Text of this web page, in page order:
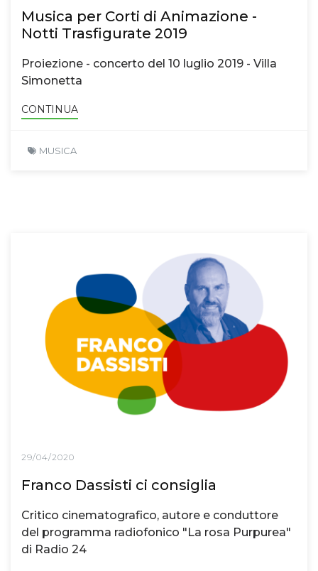
Musica per Corti di Animazione -
Notti Trasfigurate 2019
Proiezione - concerto del 10 luglio 2019 - Villa
Simonetta
CONTINUA
MUSICA
29/04/2020
Franco Dassisti ci consiglia
Critico cinematografico, autore e conduttore
del programma radiofonico "La rosa Purpurea"
di Radio 24